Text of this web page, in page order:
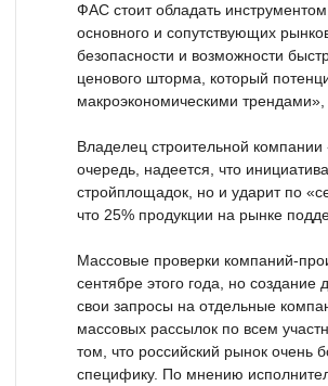
ФАС стоит обладать
основного и сопутствующих
безопасности и возможности
ценового шторма, который
макроэкономическими
Владелец строительной компании
очередь, надеется, что
стройплощадок, но и ударит по
что 25% продукции на рынке
Массовые проверки компаний-
сентябре этого года, но создание
свои запросы на отдельные
массовых рассылок по всем
том, что российский рынок
специфику. По мнению